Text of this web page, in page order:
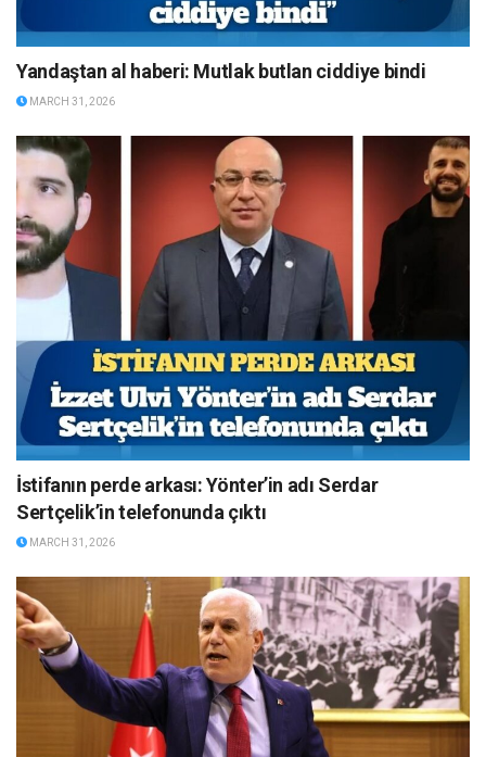
Yandaştan al haberi: Mutlak butlan ciddiye bindi
MARCH 31, 2026
İstifanın perde arkası: Yönter’in adı Serdar
Sertçelik’in telefonunda çıktı
MARCH 31, 2026